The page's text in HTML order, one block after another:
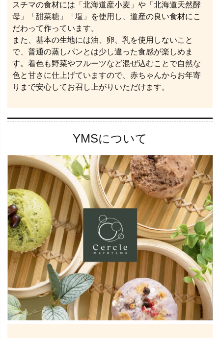
スチマの食材には「北海道産小麦」や「北海道天然酵
母」「甜菜糖」「塩」を使用し、道産の良い食材にこ
だわって作っています。
また、基本の生地には油、卵、乳を使用しないこと
で、普通の蒸しパンとは少し違った食感が楽しめま
す。着色も野菜やフルーツなど混ぜ込むことで自然な
色と甘さに仕上げていますので、赤ちゃんからお年寄
りまで安心してお召し上がりいただけます。
YMSについて